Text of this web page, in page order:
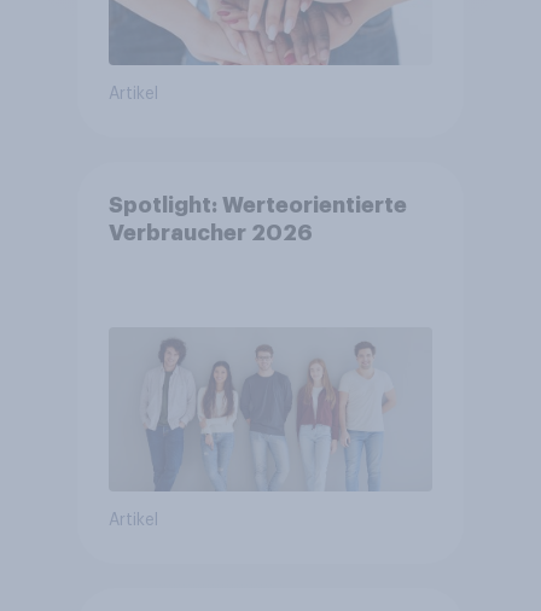
Artikel
Spotlight: Werteorientierte
Verbraucher 2026
Artikel